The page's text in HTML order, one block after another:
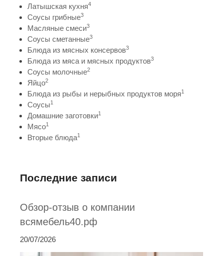
Латышская кухня4
Соусы грибные3
Масляные смеси3
Соусы сметанные3
Блюда из мясных консервов3
Блюда из мяса и мясных продуктов3
Соусы молочные2
Яйцо2
Блюда из рыбы и нерыбных продуктов моря1
Соусы1
Домашние заготовки1
Мясо1
Вторые блюда1
Последние записи
Обзор-отзыв о компании
всямебель40.рф
20/07/2026